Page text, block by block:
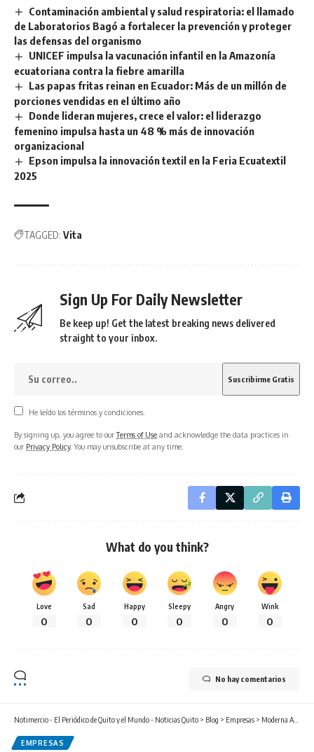
Contaminación ambiental y salud respiratoria: el llamado
de Laboratorios Bagó a fortalecer la prevención y proteger
las defensas del organismo
UNICEF impulsa la vacunación infantil en la Amazonía
ecuatoriana contra la fiebre amarilla
Las papas fritas reinan en Ecuador: Más de un millón de
porciones vendidas en el último año
Donde lideran mujeres, crece el valor: el liderazgo
femenino impulsa hasta un 48 % más de innovación
organizacional
Epson impulsa la innovación textil en la Feria Ecuatextil
2025
TAGGED: Vita
Sign Up For Daily Newsletter
Be keep up! Get the latest breaking news delivered
straight to your inbox.
He leído los términos y condiciones.
By signing up, you agree to ourTerms of Use and acknowledge the data practices in
our Privacy Policy. You may unsubscribe at any time.
What do you think?
Love
0
Sad
0
Happy
0
Sleepy
0
Angry
0
Wink
0
No hay comentarios
Notimercio - El Periódico de Quito y el Mundo - Noticias Quito > Blog > Empresas > Moderna Alimentos y su marca YA lanzan la campaña “El Litro Invisible” en alianza con los Bancos de Alimentos de Quito y Guayaquil para combatir la desnutrición infantil en Ecuador
EMPRESAS